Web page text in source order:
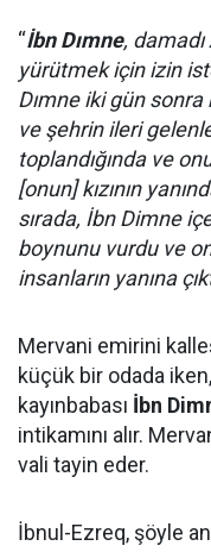
“İbn Dımne,
yürütmek için izin
Dımne iki gün
ve şehrin ileri
toplandığında ve
[onun] kızının
sırada, İbn Dimne
boynunu vurdu ve
insanların yanına
Mervani emirini
küçük bir odada
kayınbabası İbn
intikamını alır.
vali tayin eder.
İbnul-Ezreq, şöyle